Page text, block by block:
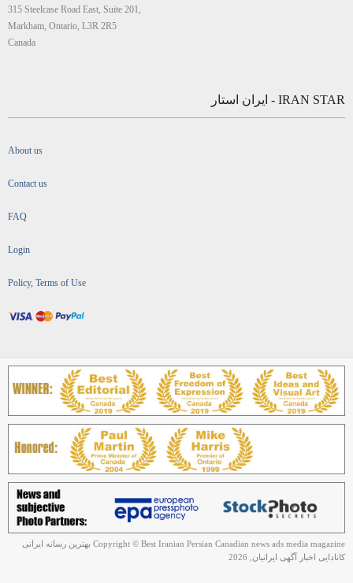
315 Steelcase Road East, Suite 201,
Markham, Ontario, L3R 2R5
Canada
IRAN STAR - ایران استار
About us
Contact us
FAQ
Login
Policy, Terms of Use
Copyright © Best Iranian Persian Canadian news ads media magazine بهترین رسانه ایرانی
کانادایی اخبار آگهی ایرانیان, 2026